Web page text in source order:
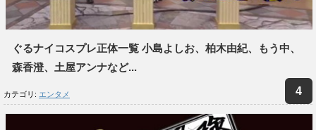
ぐるナイコスプレ正体一覧 小島よしお、柏木由紀、もう中、
森香澄、土屋アンナなど...
カテゴリ: エンタメ